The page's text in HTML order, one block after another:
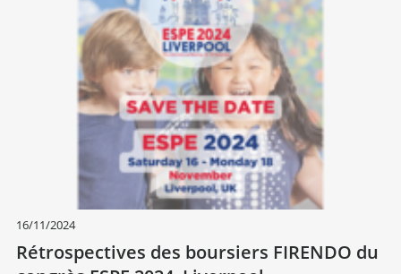
16/11/2024
Rétrospectives des boursiers FIRENDO du